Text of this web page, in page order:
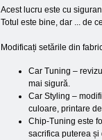
Acest lucru este cu
Totul este bine, dar ... de
Modificați setările din
Car Tuning –
mai sigură.
Car Styling –
culoare, printare
Chip-Tuning este
sacrifica puterea